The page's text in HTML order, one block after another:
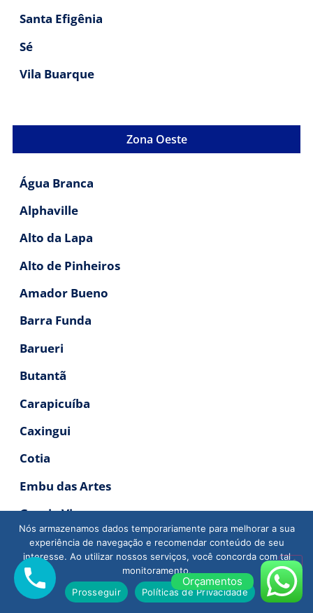
Santa Efigênia
Sé
Vila Buarque
Zona Oeste
Água Branca
Alphaville
Alto da Lapa
Alto de Pinheiros
Amador Bueno
Barra Funda
Barueri
Butantã
Carapicuíba
Caxingui
Cotia
Embu das Artes
Granja Viana
Itapevi
Jaguaré
Jandira
Orçamentos
Nós armazenamos dados temporariamente para melhorar a sua
experiência de navegação e recomendar conteúdo de seu
interesse. Ao utilizar nossos serviços, você concorda com tal
monitoramento.
Prosseguir
Políticas de Privacidade